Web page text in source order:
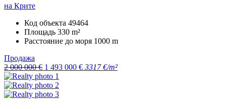
на Крите
Код объекта 49464
Площадь 330 m²
Расстояние до моря 1000 m
Продажа
2 000 000 € 1 493 000 € 3317 €/m²